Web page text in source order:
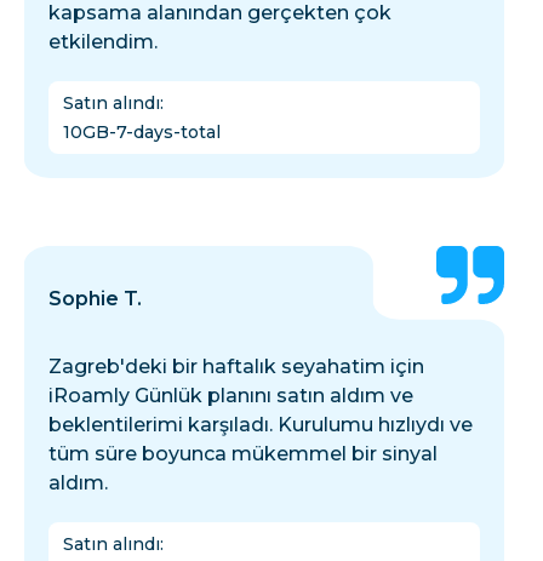
kapsama alanından gerçekten çok
etkilendim.
Satın alındı:
10GB-7-days-total
Sophie T.
Zagreb'deki bir haftalık seyahatim için
iRoamly Günlük planını satın aldım ve
beklentilerimi karşıladı. Kurulumu hızlıydı ve
tüm süre boyunca mükemmel bir sinyal
aldım.
Satın alındı: